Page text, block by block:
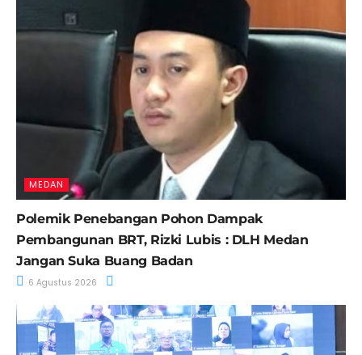
MEDAN
Polemik Penebangan Pohon Dampak
Pembangunan BRT, Rizki Lubis : DLH Medan
Jangan Suka Buang Badan
6 Agustus 2026